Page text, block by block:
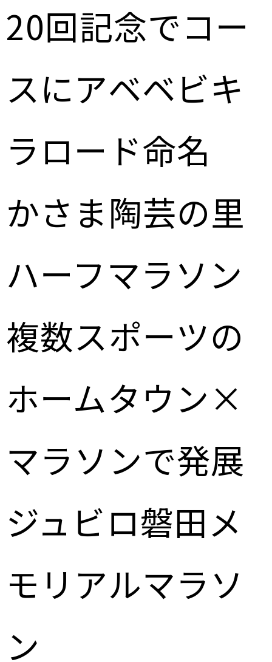
20回記念でコー
スにアベベビキ
ラロード命名
かさま陶芸の里
ハーフマラソン
複数スポーツの
ホームタウン×
マラソンで発展
ジュビロ磐田メ
モリアルマラソ
ン